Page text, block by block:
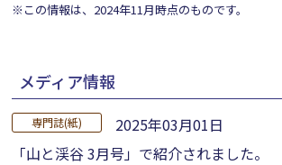
※この情報は、2024年11月時点のものです。
メディア情報
専門誌(紙)
2025年03月01日
「山と渓谷 3月号」で紹介されました。